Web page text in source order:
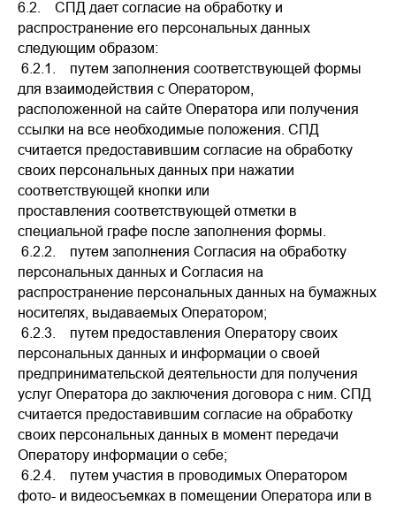
6.2. СПД дает согласие на обработку и
распространение его персональных данных
следующим образом:
6.2.1. путем заполнения соответствующей формы
для взаимодействия с Оператором,
расположенной на сайте Оператора или получения
ссылки на все необходимые положения. СПД
считается предоставившим согласие на обработку
своих персональных данных при нажатии
соответствующей кнопки или
проставления соответствующей отметки в
специальной графе после заполнения формы.
6.2.2. путем заполнения Согласия на обработку
персональных данных и Согласия на
распространение персональных данных на бумажных
носителях, выдаваемых Оператором;
6.2.3. путем предоставления Оператору своих
персональных данных и информации о своей
предпринимательской деятельности для получения
услуг Оператора до заключения договора с ним. СПД
считается предоставившим согласие на обработку
своих персональных данных в момент передачи
Оператору информации о себе;
6.2.4. путем участия в проводимых Оператором
фото- и видеосъемках в помещении Оператора или в